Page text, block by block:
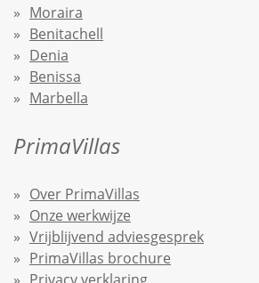
Moraira
Benitachell
Denia
Benissa
Marbella
PrimaVillas
Over PrimaVillas
Onze werkwijze
Vrijblijvend adviesgesprek
PrimaVillas brochure